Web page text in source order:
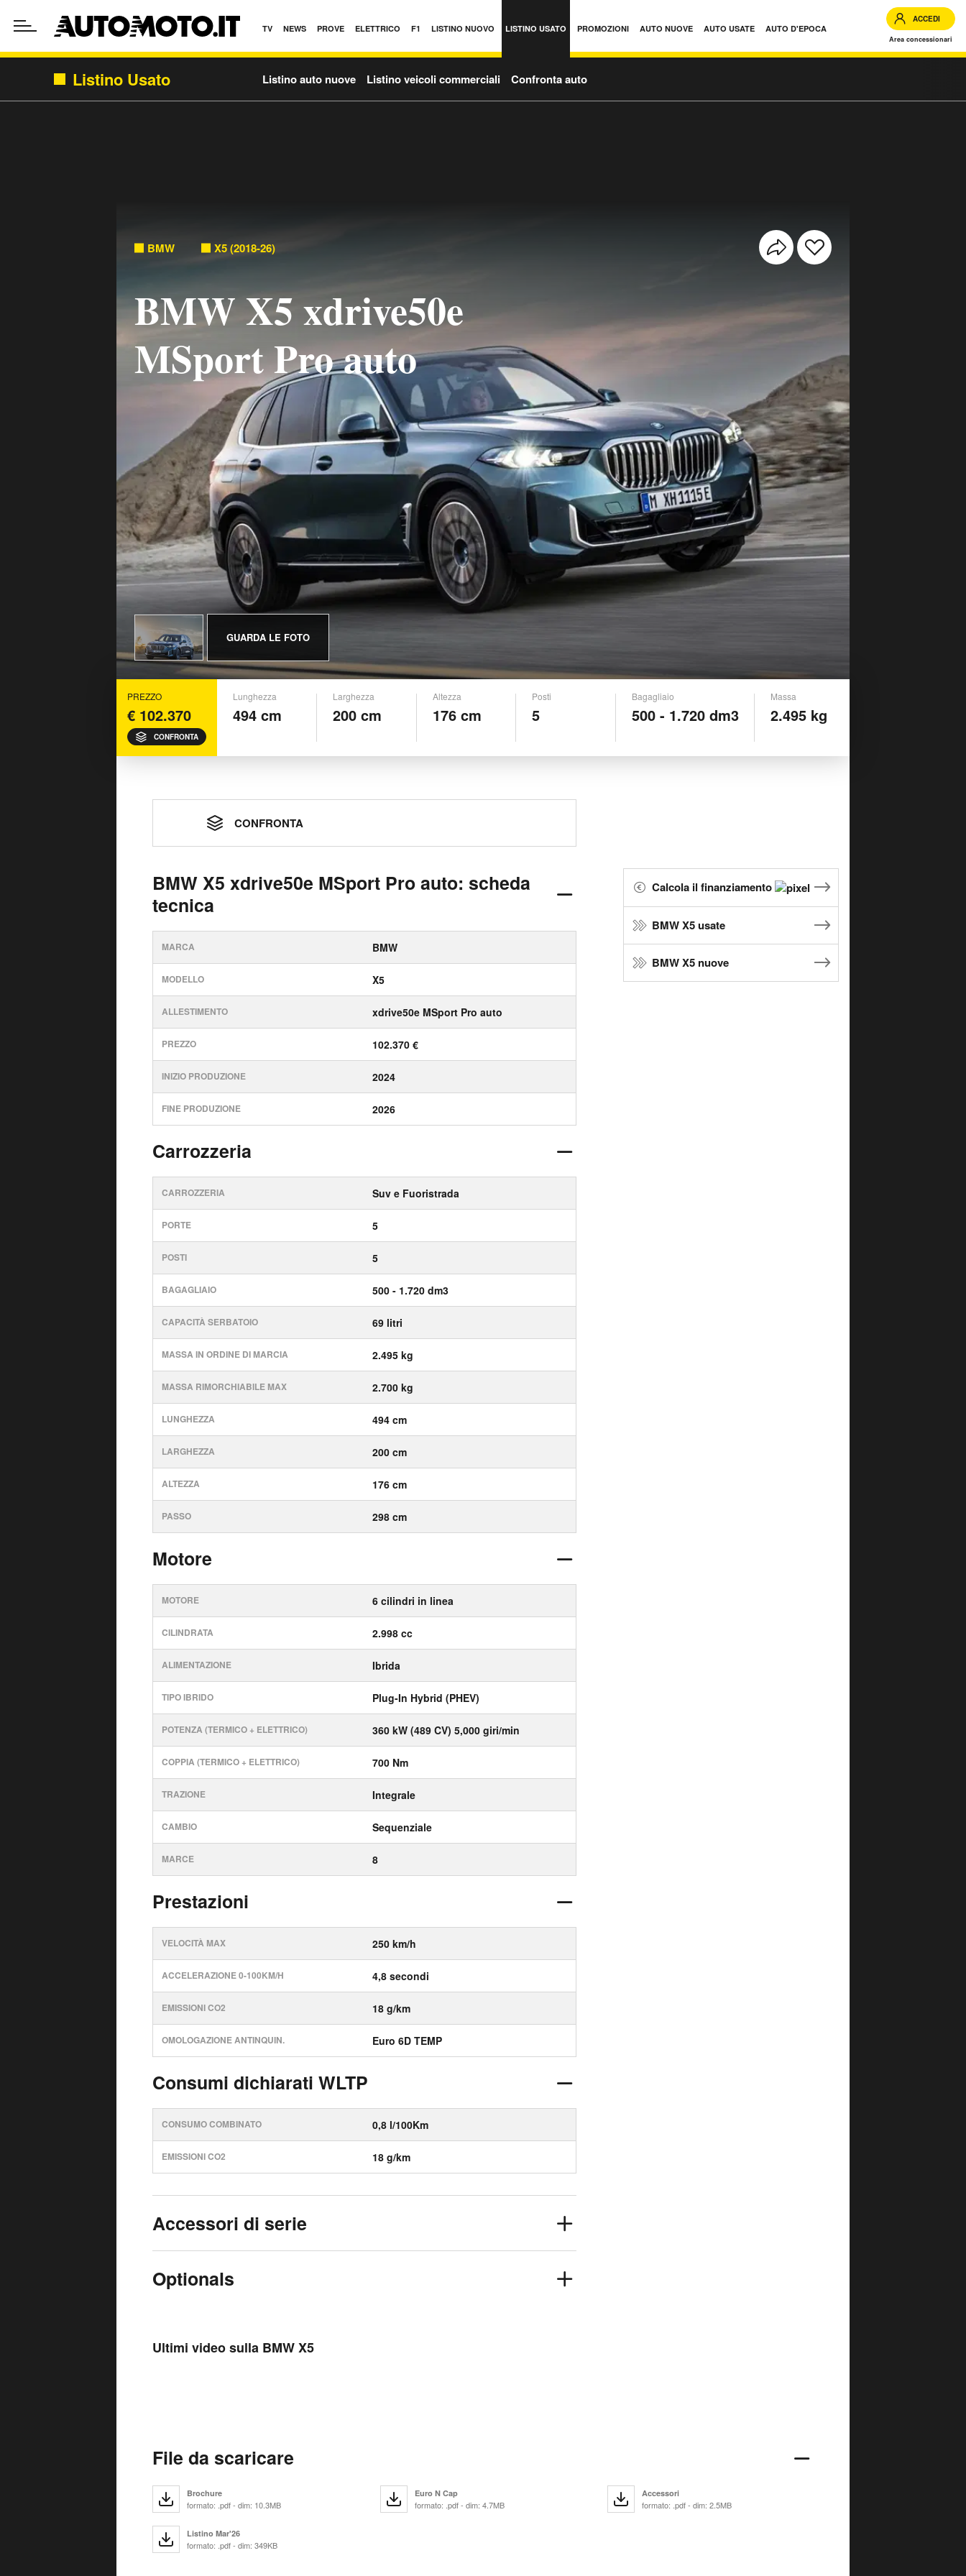
TV NEWS PROVE ELETTRICO F1 LISTINO NUOVO LISTINO USATO PROMOZIONI AUTO NUOVE AUTO USATE AUTO D'EPOCA
ACCEDI
Area concessionari
Listino Usato Listino auto nuove Listino veicoli commerciali Confronta auto
BMW X5 (2018-26)
BMW X5 xdrive50e
MSport Pro auto
GUARDA LE FOTO
PREZZO
€ 102.370
CONFRONTA
Lunghezza
494 cm
Larghezza
200 cm
Altezza
176 cm
Posti
5
Bagagliaio
500 - 1.720 dm3
Massa
2.495 kg
CONFRONTA
BMW X5 xdrive50e MSport Pro auto: scheda
tecnica
MARCA BMW
MODELLO X5
ALLESTIMENTO xdrive50e MSport Pro auto
PREZZO 102.370 €
INIZIO PRODUZIONE 2024
FINE PRODUZIONE 2026
Carrozzeria
CARROZZERIA Suv e Fuoristrada
PORTE 5
POSTI 5
BAGAGLIAIO 500 - 1.720 dm3
CAPACITÀ SERBATOIO 69 litri
MASSA IN ORDINE DI MARCIA 2.495 kg
MASSA RIMORCHIABILE MAX 2.700 kg
LUNGHEZZA 494 cm
LARGHEZZA 200 cm
ALTEZZA 176 cm
PASSO 298 cm
Motore
MOTORE 6 cilindri in linea
CILINDRATA 2.998 cc
ALIMENTAZIONE Ibrida
TIPO IBRIDO Plug-In Hybrid (PHEV)
POTENZA (TERMICO + ELETTRICO) 360 kW (489 CV) 5,000 giri/min
COPPIA (TERMICO + ELETTRICO) 700 Nm
TRAZIONE Integrale
CAMBIO Sequenziale
MARCE 8
Prestazioni
VELOCITÀ MAX 250 km/h
ACCELERAZIONE 0-100KM/H 4,8 secondi
EMISSIONI CO2 18 g/km
OMOLOGAZIONE ANTINQUIN. Euro 6D TEMP
Consumi dichiarati WLTP
CONSUMO COMBINATO 0,8 l/100Km
EMISSIONI CO2 18 g/km
Accessori di serie
Optionals
Ultimi video sulla BMW X5
Calcola il finanziamento
BMW X5 usate
BMW X5 nuove
File da scaricare
Brochure
formato: .pdf - dim: 10.3MB
Euro N Cap
formato: .pdf - dim: 4.7MB
Accessori
formato: .pdf - dim: 2.5MB
Listino Mar'26
formato: .pdf - dim: 349KB